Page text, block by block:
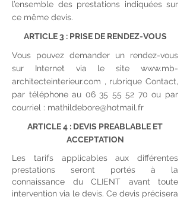
l’ensemble des prestations indiquées sur
ce même devis.
ARTICLE 3 : PRISE DE RENDEZ-VOUS
Vous pouvez demander un rendez-vous
sur Internet via le site www.mb-
architecteinterieur.com , rubrique Contact,
par téléphone au 06 35 55 52 70 ou par
courriel : mathildebore@hotmail.fr
ARTICLE 4 : DEVIS PREABLABLE ET
ACCEPTATION
Les tarifs applicables aux différentes
prestations seront portés à la
connaissance du CLIENT avant toute
intervention via le devis. Ce devis précisera